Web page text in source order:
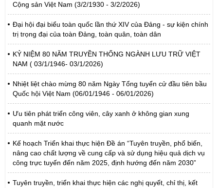
Cộng sản Việt Nam (3/2/1930 - 3/2/2026)
Đại hội đại biểu toàn quốc lần thứ XIV của Đảng - sự kiện chính
trị trọng đại của toàn Đảng, toàn quân, toàn dân
KỶ NIỆM 80 NĂM TRUYỀN THỐNG NGÀNH LƯU TRỮ VIỆT
NAM ( 03/1/1946- 03/1/2026)
Nhiệt liệt chào mừng 80 năm Ngày Tổng tuyển cử đầu tiên bầu
Quốc hội Việt Nam (06/01/1946 - 06/01/2026)
Ưu tiên phát triển công viên, cây xanh ở không gian xung
quanh mặt nước
Kế hoạch Triển khai thực hiện Đề án “Tuyên truyền, phổ biến,
nâng cao chất lượng về cung cấp và sử dụng hiệu quả dịch vụ
công trực tuyến đến năm 2025, định hướng đến năm 2030”
Tuyên truyền, triển khai thực hiện các nghị quyết, chỉ thị, kết